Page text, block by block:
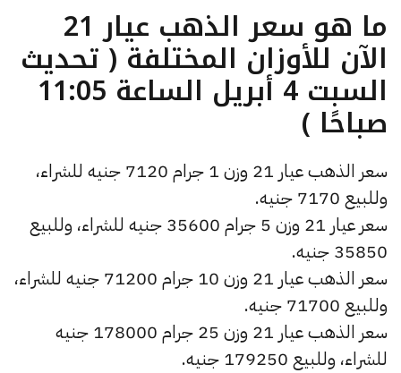
ما هو سعر الذهب عيار 21
الآن للأوزان المختلفة ( تحديث
السبت 4 أبريل الساعة 11:05
صباحًا )
سعر الذهب عيار 21 وزن 1 جرام 7120 جنيه للشراء،
وللبيع 7170 جنيه.
سعر عيار 21 وزن 5 جرام 35600 جنيه للشراء، وللبيع
35850 جنيه.
سعر الذهب عيار 21 وزن 10 جرام 71200 جنيه للشراء،
وللبيع 71700 جنيه.
سعر الذهب عيار 21 وزن 25 جرام 178000 جنيه
للشراء، وللبيع 179250 جنيه.